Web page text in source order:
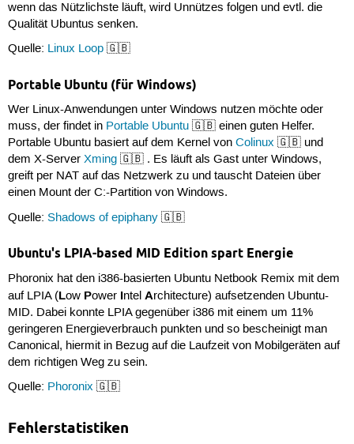
wenn das Nützlichste läuft, wird Unnützes folgen und evtl. die
Qualität Ubuntus senken.
Quelle: Linux Loop🇬🇧
Portable Ubuntu (für Windows)
Wer Linux-Anwendungen unter Windows nutzen möchte oder
muss, der findet in Portable Ubuntu🇬🇧 einen guten Helfer.
Portable Ubuntu basiert auf dem Kernel von Colinux 🇬🇧 und
dem X-Server Xming🇬🇧 . Es läuft als Gast unter Windows,
greift per NAT auf das Netzwerk zu und tauscht Dateien über
einen Mount der C:-Partition von Windows.
Quelle: Shadows of epiphany🇬🇧
Ubuntu's LPIA-based MID Edition spart Energie
Phoronix hat den i386-basierten Ubuntu Netbook Remix mit dem
auf LPIA (Low Power Intel Architecture) aufsetzenden Ubuntu-
MID. Dabei konnte LPIA gegenüber i386 mit einem um 11%
geringeren Energieverbrauch punkten und so bescheinigt man
Canonical, hiermit in Bezug auf die Laufzeit von Mobilgeräten auf
dem richtigen Weg zu sein.
Quelle: Phoronix 🇬🇧
Fehlerstatistiken